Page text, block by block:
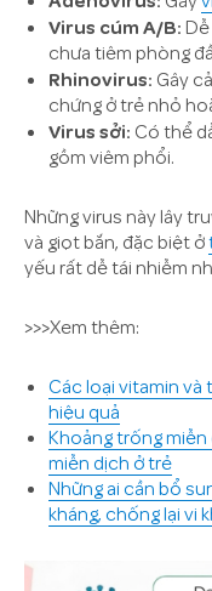
Virus cúm A/B:
chưa tiêm phòng
Rhinovirus: Gây
chứng ở trẻ nhỏ
Virus sởi: Có thể
gồm viêm phổi.
Những virus này lây
và giọt bắn, đặc biệt ở
yếu rất dễ tái nhiễm
>>>Xem thêm:
Các loại vitamin
hiệu quả
Khoảng trống miễn
miễn dịch ở trẻ
Những ai cần bổ
kháng, chống lại vi